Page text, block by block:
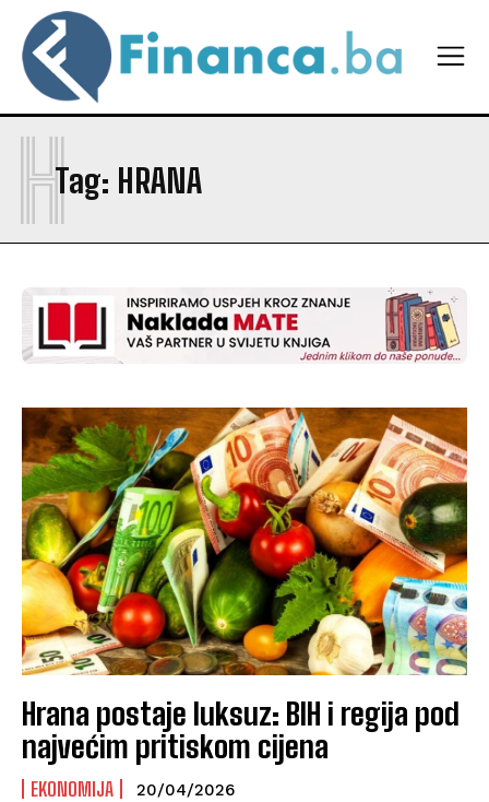
Tag: HRANA
H
Hrana postaje luksuz: BIH i regija pod
najvećim pritiskom cijena
EKONOMIJA 20/04/2026